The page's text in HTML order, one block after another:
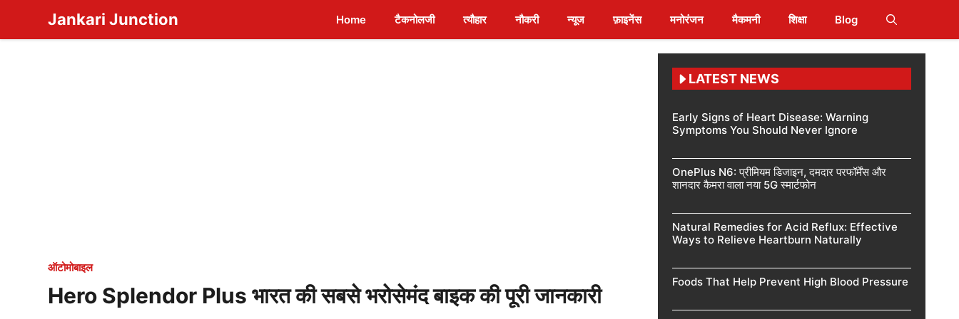
content
Jankari Junction Home टैकनोलजी त्यौहार नौकरी न्यूज फ़ाइनेंस मनोरंजन मैकमनी शिक्षा Blog
ऑटोमोबाइल
Hero Splendor Plus भारत की सबसे भरोसेमंद बाइक की पूरी जानकारी
LATEST NEWS
Early Signs of Heart Disease: Warning
Symptoms You Should Never Ignore
OnePlus N6: प्रीमियम डिजाइन, दमदार परफॉर्मेंस और
शानदार कैमरा वाला नया 5G स्मार्टफोन
Natural Remedies for Acid Reflux: Effective
Ways to Relieve Heartburn Naturally
Foods That Help Prevent High Blood Pressure